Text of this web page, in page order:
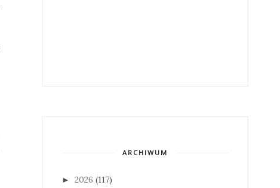
ARCHIWUM
► 2026 (117)